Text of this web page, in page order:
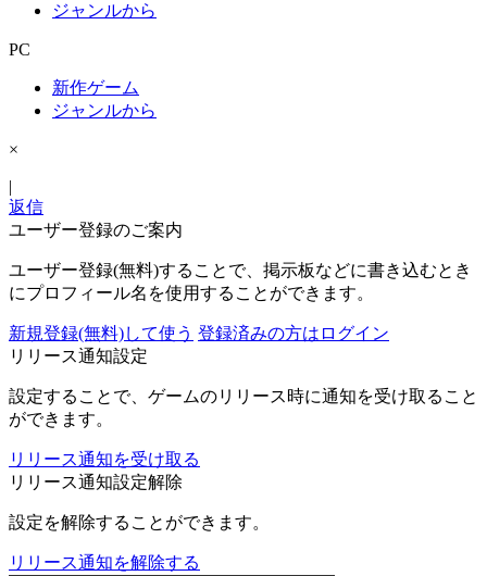
ジャンルから
PC
新作ゲーム
ジャンルから
×
|
返信
ユーザー登録のご案内
ユーザー登録(無料)することで、掲示板などに書き込むとき
にプロフィール名を使用することができます。
新規登録(無料)して使う 登録済みの方はログイン
リリース通知設定
設定することで、ゲームのリリース時に通知を受け取ること
ができます。
リリース通知を受け取る
リリース通知設定解除
設定を解除することができます。
リリース通知を解除する